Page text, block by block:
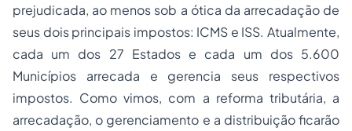
prejudicada, ao menos sob a ótica da arrecadação de
seus dois principais impostos: ICMS e ISS. Atualmente,
cada um dos 27 Estados e cada um dos 5.600
Municípios arrecada e gerencia seus respectivos
impostos. Como vimos, com a reforma tributária, a
arrecadação, o gerenciamento e a distribuição ficarão